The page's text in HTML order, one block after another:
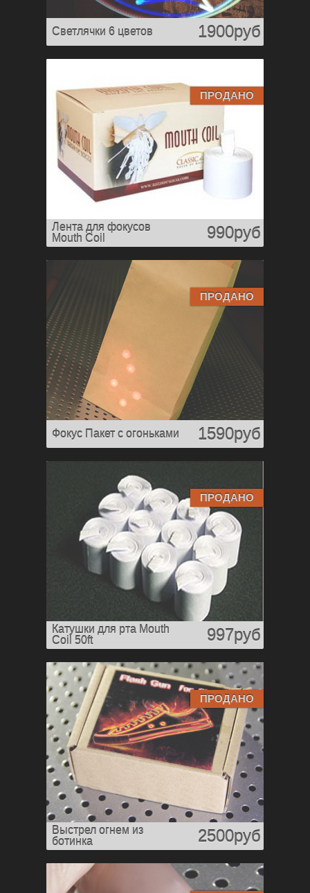
Светлячки 6 цветов 1900руб
ПРОДАНО
Лента для фокусов
Mouth Coil
990руб
ПРОДАНО
Фокус Пакет с огоньками 1590руб
ПРОДАНО
Катушки для рта Mouth
Coil 50ft
997руб
ПРОДАНО
Выстрел огнем из
ботинка
2500руб